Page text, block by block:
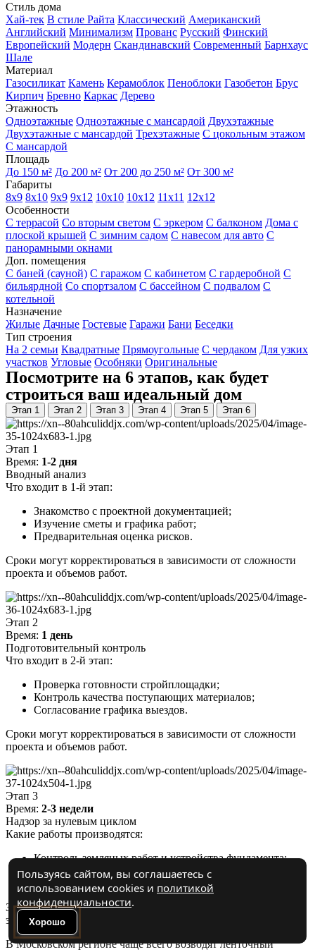
Стиль дома
Хай-тек В стиле Райта Классический Американский
Английский Минимализм Прованс Русский Финский
Европейский Модерн Скандинавский Современный Барнхаус
Шале
Материал
Газосиликат Камень Керамоблок Пеноблоки Газобетон Брус
Кирпич Бревно Каркас Дерево
Этажность
Одноэтажные Одноэтажные с мансардой Двухэтажные
Двухэтажные с мансардой Трехэтажные С цокольным этажом
С мансардой
Площадь
До 150 м² До 200 м² От 200 до 250 м² От 300 м²
Габариты
8x9 8x10 9x9 9x12 10x10 10x12 11x11 12x12
Особенности
С террасой Со вторым светом С эркером С балконом Дома с
плоской крышей С зимним садом С навесом для авто С
панорамными окнами
Доп. помещения
С баней (сауной) С гаражом С кабинетом С гардеробной С
бильярдной Со спортзалом С бассейном С подвалом С
котельной
Назначение
Жилые Дачные Гостевые Гаражи Бани Беседки
Тип строения
На 2 семьи Квадратные Прямоугольные С чердаком Для узких
участков Угловые Особняки Оригинальные
Посмотрите на 6 этапов, как будет
строиться ваш идеальный дом
Этап 1 Этап 2 Этап 3 Этап 4 Этап 5 Этап 6
Этап 1
Время: 1-2 дня
Вводный анализ
Что входит в 1-й этап:
Знакомство с проектной документацией;
Изучение сметы и графика работ;
Предварительная оценка рисков.
Сроки могут корректироваться в зависимости от сложности
проекта и объемов работ.
Этап 2
Время: 1 день
Подготовительный контроль
Что входит в 2-й этап:
Проверка готовности стройплощадки;
Контроль качества поступающих материалов;
Согласование графика выездов.
Сроки могут корректироваться в зависимости от сложности
проекта и объемов работ.
Этап 3
Время: 2-3 недели
Надзор за нулевым циклом
Какие работы производятся:
Контроль земляных работ и устройства фундамента;
Проверка гидроизоляции и дренажа;
Приемка скрытых работ.
Заливка фундамента – ключевой и наиболее ответственный
этап строительства.
В Московском регионе чаще всего возводят ленточный
Пользуясь сайтом, вы соглашаетесь с
использованием cookies и политикой
конфиденциальности.
Хорошо